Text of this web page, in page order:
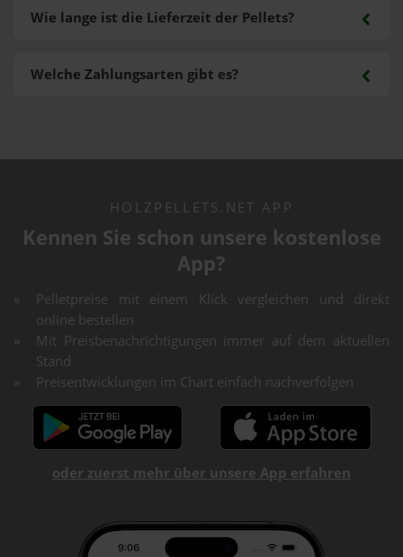
Welche Zahlungsarten gibt es?
Wie lange ist die Lieferzeit der Pellets?
HOLZPELLETS.NET APP
Kennen Sie schon unsere kostenlose
App?
Pelletpreise mit einem Klick vergleichen und direkt
online bestellen
Mit Preisbenachrichtigungen immer auf dem aktuellen
Stand
Preisentwicklungen im Chart einfach nachverfolgen
oder zuerst mehr über unsere App erfahren